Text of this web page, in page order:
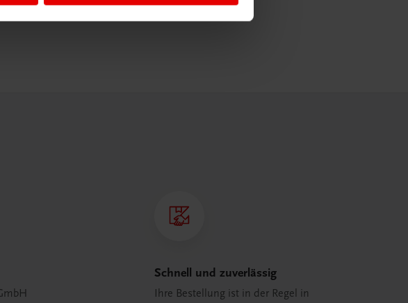
Schnell und zuverlässig
Ihre Bestellung ist in der Regel in